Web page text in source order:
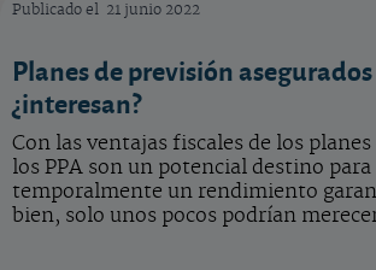
Un SIALP es un seguro de vida-ahorro que permite
Publicado el 21 junio 2022
Planes de previsión asegurados
¿interesan?
Con las ventajas fiscales de los
los PPA son un potencial destino
temporalmente un rendimiento
bien, solo unos pocos podrían